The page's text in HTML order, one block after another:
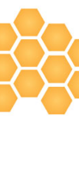
Skip
to
content